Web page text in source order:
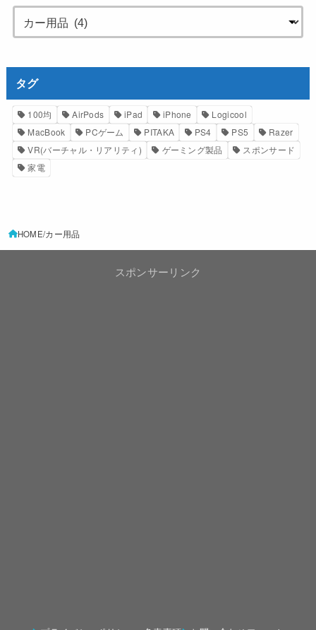
タグ
100均 AirPods iPad iPhone
Logicool
MacBook
PCゲーム PITAKA PS4 PS5
Razer
VR(バーチャル・リアリティ)
ゲーミング製品
スポンサード
家電
HOME カー用品
スポンサーリンク